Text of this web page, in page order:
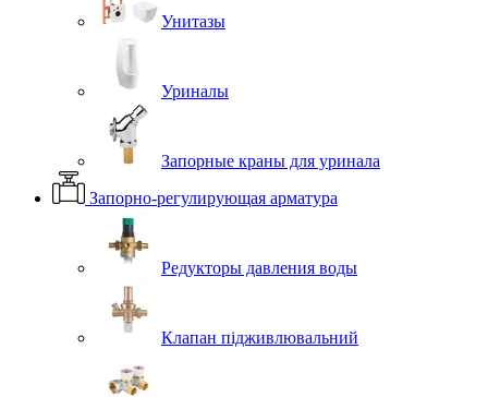
Унитазы
Уриналы
Запорные краны для уринала
Запорно-регулирующая арматура
Редукторы давления воды
Клапан підживлювальний